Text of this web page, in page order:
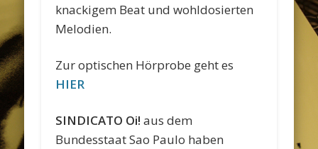
knackigem Beat und wohldosierten
Melodien.
Zur optischen Hörprobe geht es
HIER
SINDICATO Oi! aus dem
Bundesstaat Sao Paulo haben